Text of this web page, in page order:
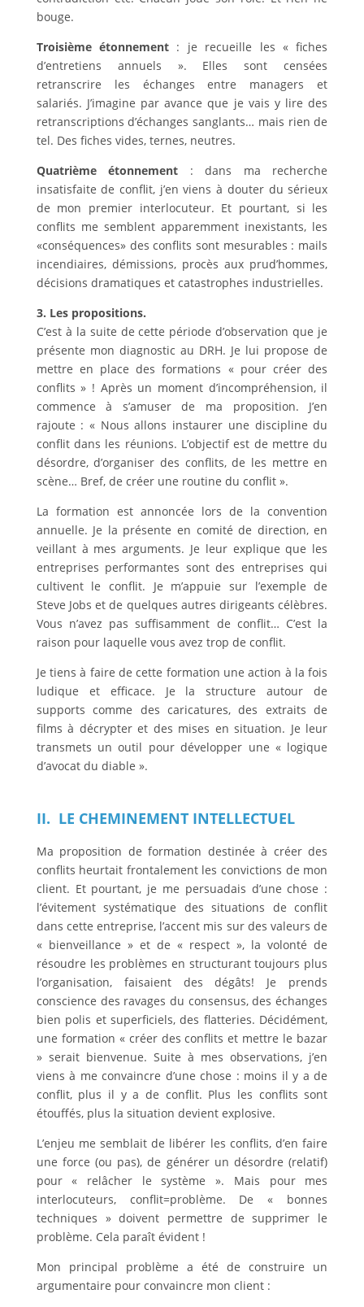
bouge.
Troisième étonnement : je recueille les « fiches
d’entretiens annuels ». Elles sont censées
retranscrire les échanges entre managers et
salariés. J’imagine par avance que je vais y lire des
retranscriptions d’échanges sanglants… mais rien de
tel. Des fiches vides, ternes, neutres.
Quatrième étonnement : dans ma recherche
insatisfaite de conflit, j’en viens à douter du sérieux
de mon premier interlocuteur. Et pourtant, si les
conflits me semblent apparemment inexistants, les
«conséquences» des conflits sont mesurables : mails
incendiaires, démissions, procès aux prud’hommes,
décisions dramatiques et catastrophes industrielles.
3. Les propositions.
C’est à la suite de cette période d’observation que je
présente mon diagnostic au DRH. Je lui propose de
mettre en place des formations « pour créer des
conflits » ! Après un moment d’incompréhension, il
commence à s’amuser de ma proposition. J’en
rajoute : « Nous allons instaurer une discipline du
conflit dans les réunions. L’objectif est de mettre du
désordre, d’organiser des conflits, de les mettre en
scène… Bref, de créer une routine du conflit ».
La formation est annoncée lors de la convention
annuelle. Je la présente en comité de direction, en
veillant à mes arguments. Je leur explique que les
entreprises performantes sont des entreprises qui
cultivent le conflit. Je m’appuie sur l’exemple de
Steve Jobs et de quelques autres dirigeants célèbres.
Vous n’avez pas suffisamment de conflit… C’est la
raison pour laquelle vous avez trop de conflit.
Je tiens à faire de cette formation une action à la fois
ludique et efficace. Je la structure autour de
supports comme des caricatures, des extraits de
films à décrypter et des mises en situation. Je leur
transmets un outil pour développer une « logique
d’avocat du diable ».
II. LE CHEMINEMENT INTELLECTUEL
Ma proposition de formation destinée à créer des
conflits heurtait frontalement les convictions de mon
client. Et pourtant, je me persuadais d’une chose :
l’évitement systématique des situations de conflit
dans cette entreprise, l’accent mis sur des valeurs de
« bienveillance » et de « respect », la volonté de
résoudre les problèmes en structurant toujours plus
l’organisation, faisaient des dégâts! Je prends
conscience des ravages du consensus, des échanges
bien polis et superficiels, des flatteries. Décidément,
une formation « créer des conflits et mettre le bazar
» serait bienvenue. Suite à mes observations, j’en
viens à me convaincre d’une chose : moins il y a de
conflit, plus il y a de conflit. Plus les conflits sont
étouffés, plus la situation devient explosive.
L’enjeu me semblait de libérer les conflits, d’en faire
une force (ou pas), de générer un désordre (relatif)
pour « relâcher le système ». Mais pour mes
interlocuteurs, conflit=problème. De « bonnes
techniques » doivent permettre de supprimer le
problème. Cela paraît évident !
Mon principal problème a été de construire un
argumentaire pour convaincre mon client :